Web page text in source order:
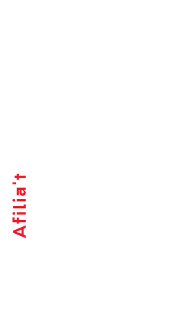
Afilia't